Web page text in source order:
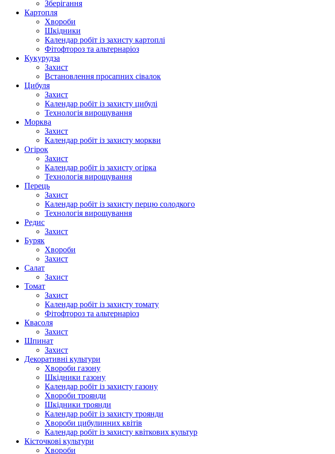
Зберігання
Картопля
Хвороби
Шкідники
Календар робіт із захисту картоплі
Фітофтороз та альтернаріоз
Кукурудза
Захист
Встановлення просапних сівалок
Цибуля
Захист
Календар робіт із захисту цибулі
Технологія вирощування
Морква
Захист
Календар робіт із захисту моркви
Огірок
Захист
Календар робіт із захисту огірка
Технологія вирощування
Перець
Захист
Календар робіт із захисту перцю солодкого
Технологія вирощування
Редис
Захист
Буряк
Хвороби
Захист
Салат
Захист
Томат
Захист
Календар робіт із захисту томату
Фітофтороз та альтернаріоз
Квасоля
Захист
Шпинат
Захист
Декоративні культури
Хвороби газону
Шкідники газону
Календар робіт із захисту газону
Хвороби троянди
Шкідники троянди
Календар робіт із захисту троянди
Хвороби цибулинних квітів
Календар робіт із захисту квіткових культур
Кісточкові культури
Хвороби